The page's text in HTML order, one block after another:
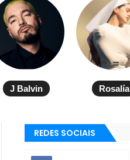
J Balvin Rosalía
REDES SOCIAIS